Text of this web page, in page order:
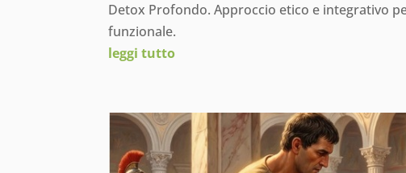
Detox Profondo. Approccio etico e integrativo
funzionale.
leggi tutto